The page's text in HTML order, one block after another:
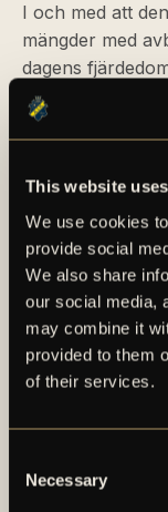
This website
We use cookies
provide social
We also share
our social media,
may combine it
provided to them
of their services.
Selection
Necessary
I och med att
mängder med
dagens
minuter att
45 spelade
under
51 så skulle
möjligheter, och
hemmalaget
Den andra
minuter innan
innebar att ett
hemmalaget